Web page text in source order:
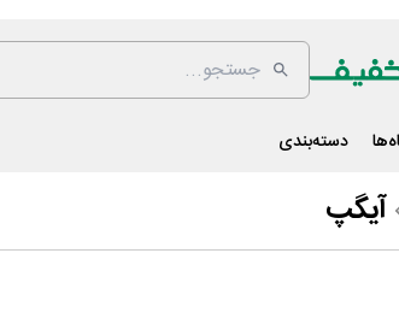
دسته‌بندی
آیگپ